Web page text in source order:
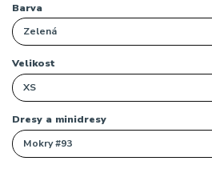
Barva
Velikost
Dresy a minidresy